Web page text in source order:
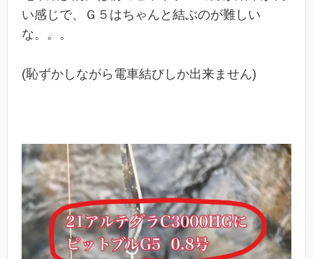
い感じで、Ｇ５はちゃんと結ぶのが難しい
な。。。
(恥ずかしながら電車結びしか出来ません)